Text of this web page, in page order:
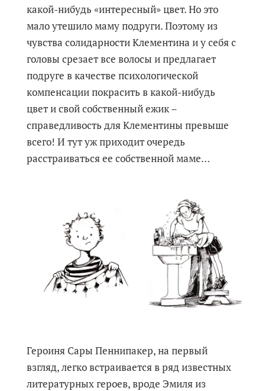
какой-нибудь «интересный» цвет. Но это
мало утешило маму подруги. Поэтому из
чувства солидарности Клементина и у себя с
головы срезает все волосы и предлагает
подруге в качестве психологической
компенсации покрасить в какой-нибудь
цвет и свой собственный ежик –
справедливость для Клементины превыше
всего! И тут уж приходит очередь
расстраиваться ее собственной маме…
Героиня Сары Пеннипакер, на первый
взгляд, легко встраивается в ряд известных
литературных героев, вроде Эмиля из